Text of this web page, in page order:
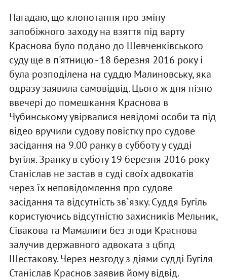
Нагадаю, що клопотання про зміну
запобіжного заходу на взяття під варту
Краснова було подано до Шевченківського
суду ще в п'ятницю - 18 березня 2016 року і
була розподілена на суддю Малиновську, яка
одразу заявила самовідвід. Цього ж дня пізно
ввечері до помешкання Краснова в
Чубинському увірвалися невідомі особи та під
відео вручили судову повістку про судове
засідання на 9.00 ранку в субботу у судді
Бугіля. Зранку в суботу 19 березня 2016 року
Станіслав не застав в суді своїх адвокатів
через їх неповідомлення про судове
засідання та відсутність зв`язку. Суддя Бугіль
користуючись відсутністю захисників Мельник,
Сівакова та Мамалиги без згоди Краснова
залучив державного адвоката з цбпд
Шестакову. Через незгоду з діями судді Бугіля
Станіслав Краснов заявив йому відвід.